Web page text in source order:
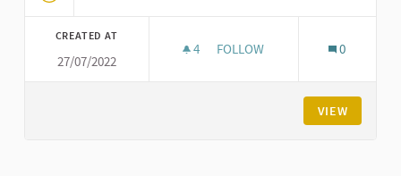
CREATED AT
27/07/2022
4 4 FOLLOWERS
FOLLOW 0
VIEW